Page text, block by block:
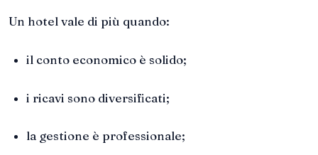
Un hotel vale di più quando:
il conto economico è solido;
i ricavi sono diversificati;
la gestione è professionale;